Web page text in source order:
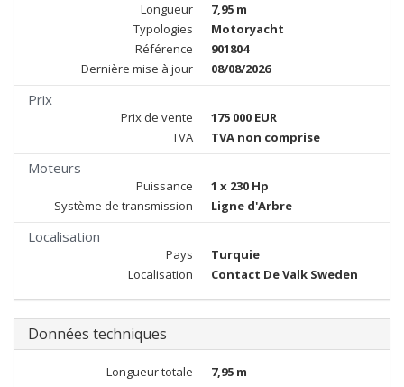
Longueur
7,95 m
Typologies
Motoryacht
Référence
901804
Dernière mise à jour
08/08/2026
Prix
Prix de vente
175 000 EUR
TVA
TVA non comprise
Moteurs
Puissance
1 x 230 Hp
Système de transmission
Ligne d'Arbre
Localisation
Pays
Turquie
Localisation
Contact De Valk Sweden
Données techniques
Longueur totale
7,95 m